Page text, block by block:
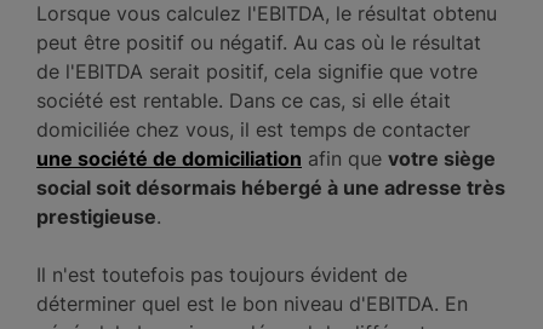
Lorsque vous calculez l'EBITDA, le résultat obtenu
peut être positif ou négatif. Au cas où le résultat
de l'EBITDA serait positif, cela signifie que votre
société est rentable. Dans ce cas, si elle était
domiciliée chez vous, il est temps de contacter
une société de domiciliation afin que votre siège
social soit désormais hébergé à une adresse très
prestigieuse.
Il n'est toutefois pas toujours évident de
déterminer quel est le bon niveau d'EBITDA. En